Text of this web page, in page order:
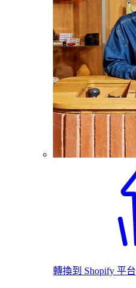
轉換到 Shopify 平台